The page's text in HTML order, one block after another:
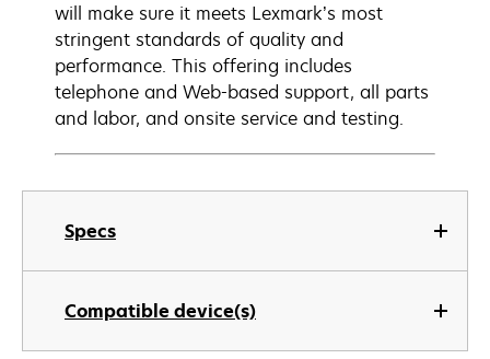
Specs
Compatible device(s)
will make sure it meets Lexmark’s most
stringent standards of quality and
performance. This offering includes
telephone and Web-based support, all parts
and labor, and onsite service and testing.